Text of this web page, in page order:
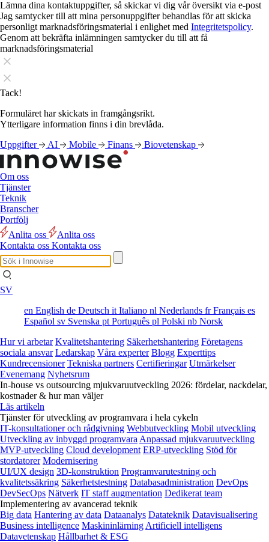
Lämna dina kontaktuppgifter, så skickar vi dig vår översikt via e-post
Jag samtycker till att mina personuppgifter behandlas för att skicka
personligt marknadsföringsmaterial i enlighet med Integritetspolicy.
Genom att bekräfta inlämningen samtycker du till att få
marknadsföringsmaterial
Tack!
Formuläret har skickats in framgångsrikt.
Ytterligare information finns i din brevlåda.
Uppgifter
AI Mobile Finans Biovetenskap
Om oss
Tjänster
Teknik
Branscher
Portfölj
Anlita oss
Anlita oss
Kontakta oss Kontakta oss
SV
en English de Deutsch it Italiano nl Nederlands frFrançais es
Español sv Svenska pt Português pl Polski nb Norsk
Hur vi arbetar Kvalitetshantering Säkerhetshantering Företagens
sociala ansvar Ledarskap Våra experter Blogg Experttips
Kundrecensioner Tekniska partners Certifieringar Utmärkelser
Evenemang Nyhetsrum
In-house vs outsourcing mjukvaruutveckling 2026: fördelar, nackdelar,
kostnader & hur man väljer
Läs artikeln
Tjänster för utveckling av programvara i hela cykeln
IT-konsultationer och rådgivning Webbutveckling Mobil utveckling
Utveckling av inbyggd programvara Anpassad mjukvaruutveckling
MVP-utveckling Cloud development ERP-utveckling Stöd för
stordatorer Modernisering
UI/UX design 3D-konstruktion Programvarutestning och
kvalitetssäkring Säkerhetstestning Databasadministration DevOps
DevSecOps Nätverk IT staff augmentation Dedikerat team
Implementering av avancerad teknik
Big data Hantering av data Dataanalys Datateknik Datavisualisering
Business intelligence Maskininlärning Artificiell intelligens
Datavetenskap Hållbarhet & ESG